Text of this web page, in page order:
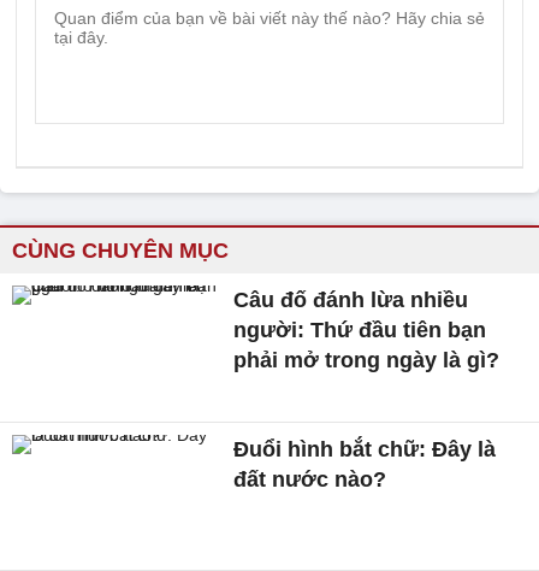
CÙNG CHUYÊN MỤC
Câu đố đánh lừa nhiều
người: Thứ đầu tiên bạn
phải mở trong ngày là gì?
Đuổi hình bắt chữ: Đây là
đất nước nào?